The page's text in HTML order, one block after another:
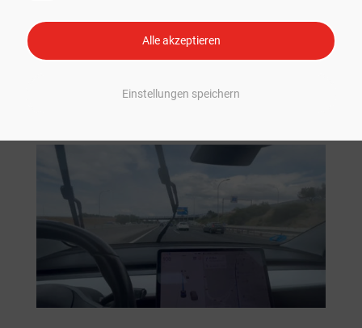
Alle akzeptieren
Einstellungen speichern
benutzerfreundlicher. Das neueste Software-Update
ermöglicht die Steuerung direkt mittels Scrollrad. Tesla
aktualisiert Scheibenwischer Die Wischersteuerung
Lenkradhebeln. Das...